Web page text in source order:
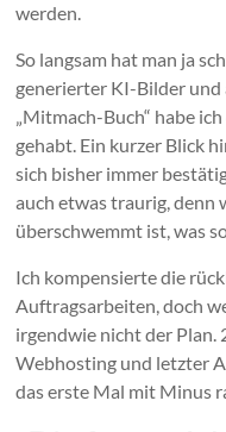
werden.
So langsam hat man ja
generierter KI-Bilder und
„Mitmach-Buch“ habe
gehabt. Ein kurzer Blick
sich bisher immer
auch etwas traurig,
überschwemmt ist, was
Ich kompensierte die
Auftragsarbeiten, doch
irgendwie nicht der Plan.
Webhosting und letzter
das erste Mal mit Minus